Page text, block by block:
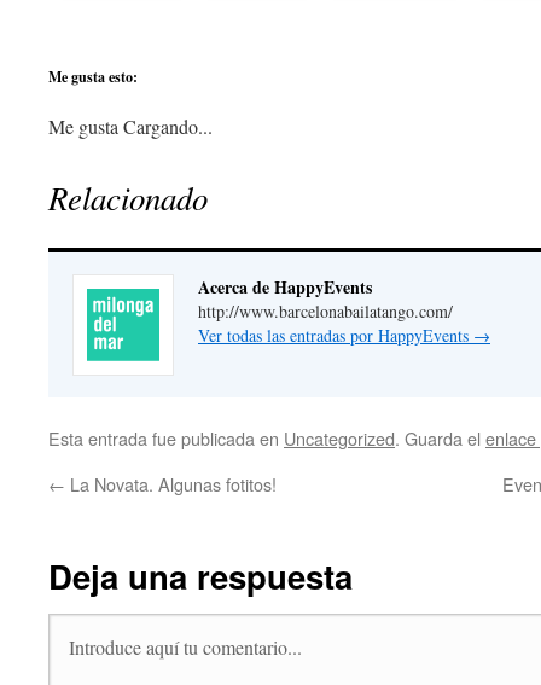
Me gusta esto:
Me gusta Cargando...
Relacionado
Acerca de HappyEvents
http://www.barcelonabailatango.com/
Ver todas las entradas por HappyEvents →
Esta entrada fue publicada en Uncategorized. Guarda el
← La Novata. Algunas fotitos!
Deja una respuesta